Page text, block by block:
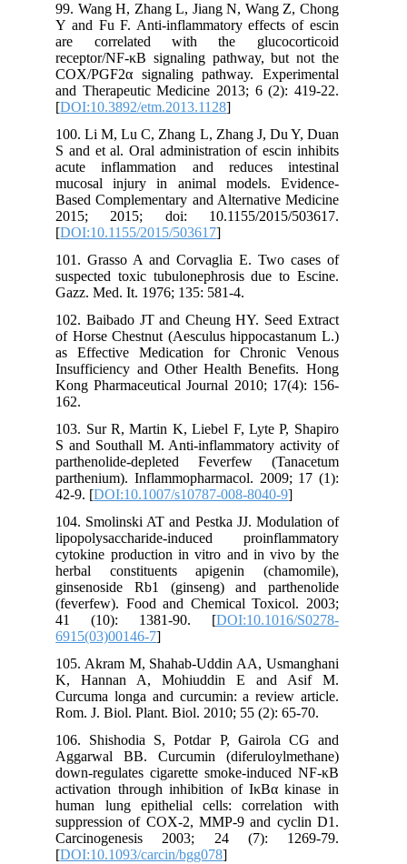
99. Wang H, Zhang L, Jiang N, Wang Z, Chong
Y and Fu F. Anti‑inflammatory effects of escin
are correlated with the glucocorticoid
receptor/NF‑κB signaling pathway, but not the
COX/PGF2α signaling pathway. Experimental
and Therapeutic Medicine 2013; 6 (2): 419-22.
[DOI:10.3892/etm.2013.1128
100. Li M, Lu C, Zhang L, Zhang J, Du Y, Duan
S and et al. Oral administration of escin inhibits
acute inflammation and reduces intestinal
mucosal injury in animal models. Evidence-
Based Complementary and Alternative Medicine
2015; 2015; doi: 10.1155/2015/503617.
[DOI:10.1155/2015/503617
101. Grasso A and Corvaglia E. Two cases of
suspected toxic tubulonephrosis due to Escine.
Gazz. Med. It. 1976; 135: 581-4.
102. Baibado JT and Cheung HY. Seed Extract
of Horse Chestnut (Aesculus hippocastanum L.)
as Effective Medication for Chronic Venous
Insufficiency and Other Health Benefits. Hong
Kong Pharmaceutical Journal 2010; 17(4): 156-
162.
103. Sur R, Martin K, Liebel F, Lyte P, Shapiro
S and Southall M. Anti-inflammatory activity of
parthenolide-depleted Feverfew (Tanacetum
parthenium). Inflammopharmacol. 2009; 17 (1):
42-9. [DOI:10.1007/s10787-008-8040-9
104. Smolinski AT and Pestka JJ. Modulation of
lipopolysaccharide-induced proinflammatory
cytokine production in vitro and in vivo by the
herbal constituents apigenin (chamomile),
ginsenoside Rb1 (ginseng) and parthenolide
(feverfew). Food and Chemical Toxicol. 2003;
41 (10): 1381-90. [DOI:10.1016/S0278-
6915(03)00146-7
105. Akram M, Shahab-Uddin AA, Usmanghani
K, Hannan A, Mohiuddin E and Asif M.
Curcuma longa and curcumin: a review article.
Rom. J. Biol. Plant. Biol. 2010; 55 (2): 65-70.
106. Shishodia S, Potdar P, Gairola CG and
Aggarwal BB. Curcumin (diferuloylmethane)
down-regulates cigarette smoke-induced NF-κB
activation through inhibition of IκBα kinase in
human lung epithelial cells: correlation with
suppression of COX-2, MMP-9 and cyclin D1.
Carcinogenesis 2003; 24 (7): 1269-79.
[DOI:10.1093/carcin/bgg078